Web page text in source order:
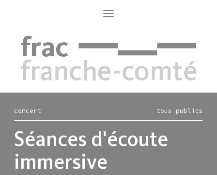
Toggle
navigation
concert tous publics
Séances d'écoute
immersive